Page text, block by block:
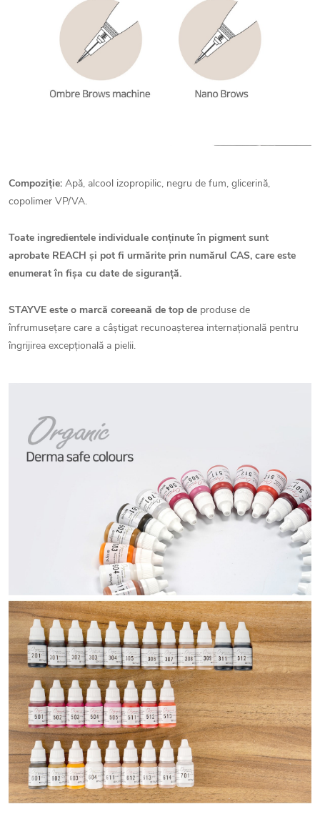
Compoziție: Apă, alcool izopropilic, negru de fum, glicerină,
copolimer VP/VA.
Toate ingredientele individuale conținute în pigment sunt
aprobate REACH și pot fi urmărite prin numărul CAS, care este
enumerat în fișa cu date de siguranță.
STAYVE este o marcă coreeană de top de produse de
înfrumusețare care a câștigat recunoașterea internațională pentru
îngrijirea excepțională a pielii.